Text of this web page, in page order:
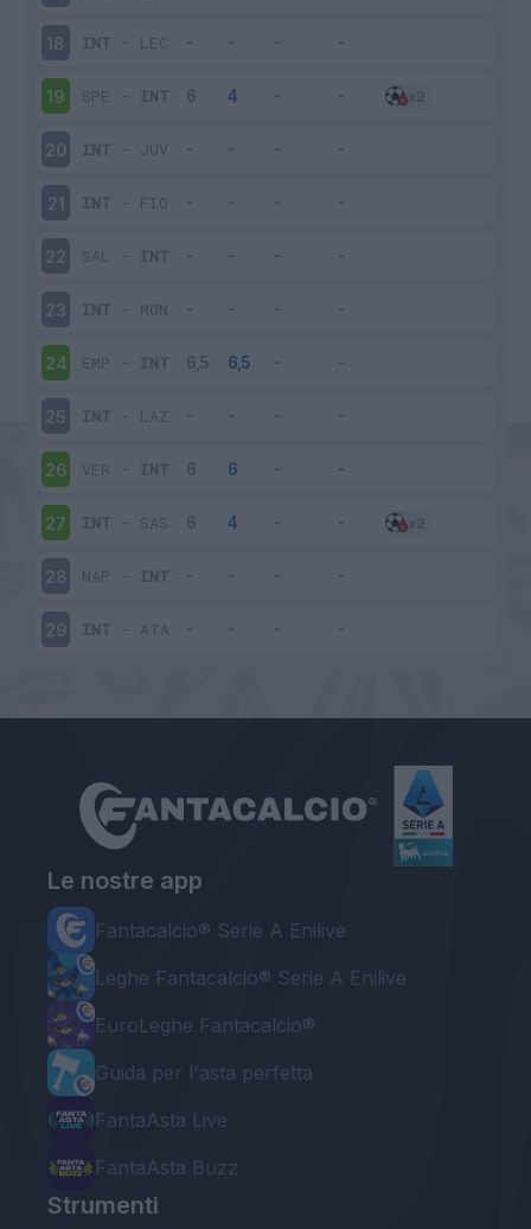
18 INT - LEC
19 SPE - INT
20 INT - JUV
21 INT - FIO
22 SAL - INT
23 INT - MON
24 EMP - INT
25 INT - LAZ
26 VER - INT
27 INT - SAS
28 NAP - INT
29 INT - ATA
Le nostre app
Fantacalcio® Serie A Enilive
Leghe Fantacalcio® Serie A Enilive
EuroLeghe Fantacalcio®
Guida per l'asta perfetta
FantaAsta Live
FantaAsta Buzz
Strumenti